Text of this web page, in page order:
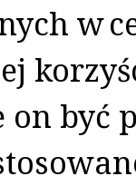
w
on być